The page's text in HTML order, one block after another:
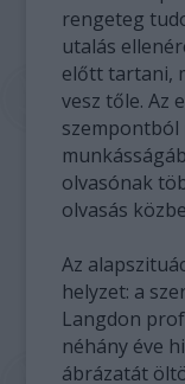
rengeteg
utalás
előtt tartani,
vesz tőle. Az
szempontból
olvasónak
olvasás
Az
helyzet: a
Langdon
néhány éve
ábrázatát